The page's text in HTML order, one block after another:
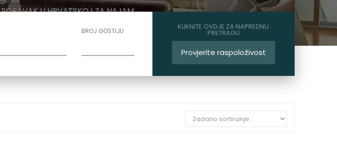
U HRVATSKOJ ZA NAJAM
BROJ GOSTIJU KLIKNITE OVDJE ZA NAPREDNU
PRETRAGU
Provjerite raspoloživost